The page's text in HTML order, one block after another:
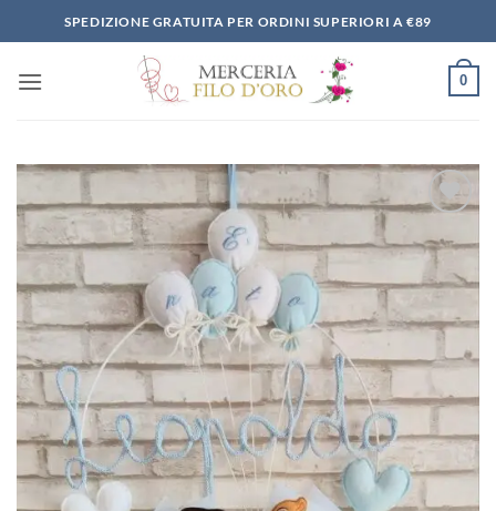
ai
SPEDIZIONE GRATUITA PER ORDINI SUPERIORI A €89
0
alla lista
dei
desideri